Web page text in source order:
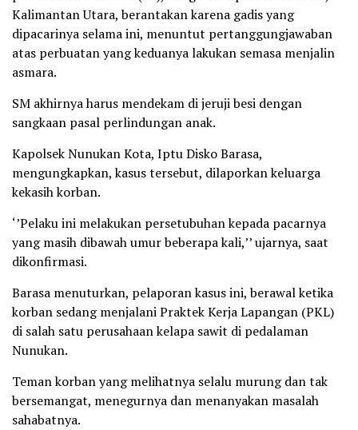
Kalimantan Utara, berantakan karena gadis yang
dipacarinya selama ini, menuntut pertanggungjawaban
atas perbuatan yang keduanya lakukan semasa menjalin
asmara.
SM akhirnya harus mendekam di jeruji besi dengan
sangkaan pasal perlindungan anak.
Kapolsek Nunukan Kota, Iptu Disko Barasa,
mengungkapkan, kasus tersebut, dilaporkan keluarga
kekasih korban.
‘’Pelaku ini melakukan persetubuhan kepada pacarnya
yang masih dibawah umur beberapa kali,’’ ujarnya, saat
dikonfirmasi.
Barasa menuturkan, pelaporan kasus ini, berawal ketika
korban sedang menjalani Praktek Kerja Lapangan (PKL)
di salah satu perusahaan kelapa sawit di pedalaman
Nunukan.
Teman korban yang melihatnya selalu murung dan tak
bersemangat, menegurnya dan menanyakan masalah
sahabatnya.